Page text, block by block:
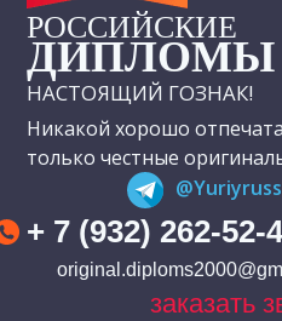
РОССИЙСКИЕ
ДИПЛОМЫ
НАСТОЯЩИЙ ГОЗНАК!
Никакой хорошо
только честные
+ 7 (932) 262-52-
заказать